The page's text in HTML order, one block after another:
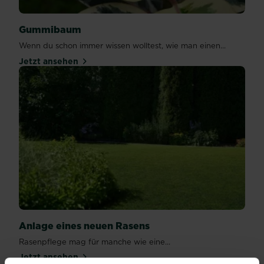
Gummibaum
Wenn du schon immer wissen wolltest, wie man einen...
Jetzt ansehen
Anlage eines neuen Rasens
Rasenpflege mag für manche wie eine...
Jetzt ansehen